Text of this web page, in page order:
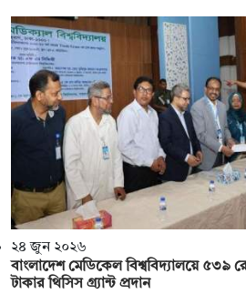
২৪ জুন ২০২৬
বাংলাদেশ মেডিকেল বিশ্ববিদ্যালয়ে ৫৩৯
টাকার থিসিস গ্র্যান্ট প্রদান